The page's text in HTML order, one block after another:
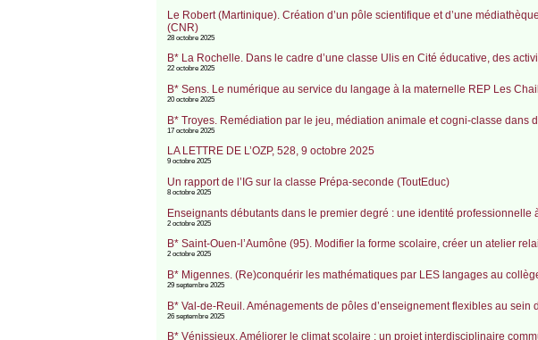
Le Robert (Martinique). Création d’un pôle scientifique et d’une
(CNR)
28 octobre 2025
B* La Rochelle. Dans le cadre d’une classe Ulis en Cité éducative, des
22 octobre 2025
B* Sens. Le numérique au service du langage à la maternelle REP Les
20 octobre 2025
B* Troyes. Remédiation par le jeu, médiation animale et cogni-classe dans
17 octobre 2025
LA LETTRE DE L’OZP, 528, 9 octobre 2025
9 octobre 2025
Un rapport de l’IG sur la classe Prépa-seconde (ToutEduc)
8 octobre 2025
Enseignants débutants dans le premier degré : une identité professionnelle
2 octobre 2025
B* Saint-Ouen-l’Aumône (95). Modifier la forme scolaire, créer un atelier
2 octobre 2025
B* Migennes. (Re)conquérir les mathématiques par LES langages au
29 septembre 2025
B* Val-de-Reuil. Aménagements de pôles d’enseignement flexibles au sein
26 septembre 2025
B* Vénissieux. Améliorer le climat scolaire : un projet interdisciplinaire